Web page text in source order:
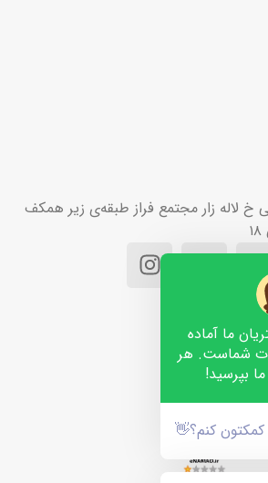
خ لاله زار مجتمع فراز طبقه‌ی زیر همکف
ما آماده
شماست. هر
بپرسید!
کنم؟👋